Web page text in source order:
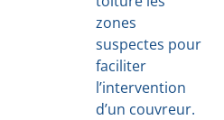
zones
suspectes pour
faciliter
l’intervention
d’un couvreur.